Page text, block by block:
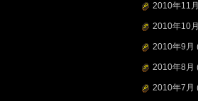
2010年11月
2010年10月
2010年9月
2010年8月
2010年7月